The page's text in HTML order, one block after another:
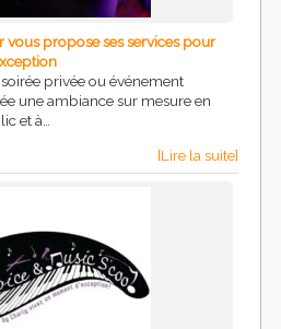
vous propose ses services pour
privée ou événement
une ambiance sur mesure en
et à…
[Lire la suite]